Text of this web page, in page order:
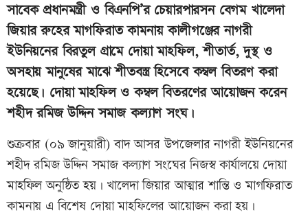
সাবেক প্রধানমন্ত্রী ও বিএনপি’র চেয়ারপারসন বেগম খালেদা
জিয়ার রুহের মাগফিরাত কামনায় কালীগঞ্জের নাগরী
ইউনিয়নের বিরতুল গ্রামে দোয়া মাহফিল, শীতার্ত, দুস্থ ও
অসহায় মানুষের মাঝে শীতবস্ত্র হিসেবে কম্বল বিতরণ করা
হয়েছে। দোয়া মাহফিল ও কম্বল বিতরণের আয়োজন করেন
শহীদ রমিজ উদ্দিন সমাজ কল্যাণ সংঘ।
শুক্রবার (০৯ জানুয়ারী) বাদ আসর উপজেলার নাগরী ইউনিয়নের
শহীদ রমিজ উদ্দিন সমাজ কল্যাণ সংঘের নিজস্ব কার্যালয়ে দোয়া
মাহফিল অনুষ্ঠিত হয়। খালেদা জিয়ার আত্মার শান্তি ও মাগফিরাত
কামনায় এ বিশেষ দোয়া মাহফিলের আয়োজন করা হয়।